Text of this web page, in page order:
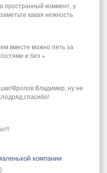
пространный коммент, у
какая нежность
вместе можно петь за
и без +
Владимир, ну не
компании